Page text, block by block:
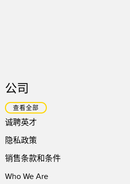
公司
查看全部
诚聘英才
隐私政策
销售条款和条件
Who We Are